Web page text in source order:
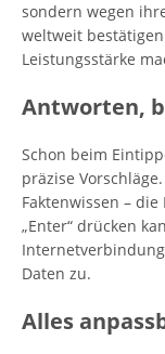
sondern wegen
weltweit
Leistungsstärke
Antworten,
Schon beim
präzise
Faktenwissen –
„Enter“ drücken
Daten zu.
Alles